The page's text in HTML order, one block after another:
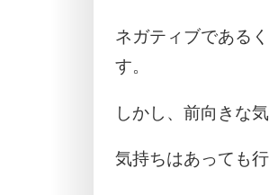
ネガティブである
す。
しかし、前向きな
気持ちはあっても